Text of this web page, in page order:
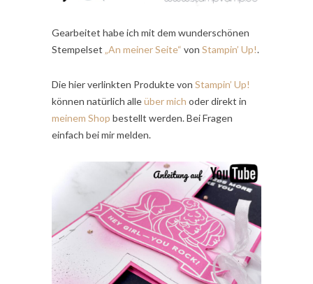
Gearbeitet habe ich mit dem wunderschönen
Stempelset „An meiner Seite“ von Stampin’ Up!.
Die hier verlinkten Produkte von Stampin’ Up!
können natürlich alleüber mich oder direkt in
meinem Shop bestellt werden. Bei Fragen
einfach bei mir melden.